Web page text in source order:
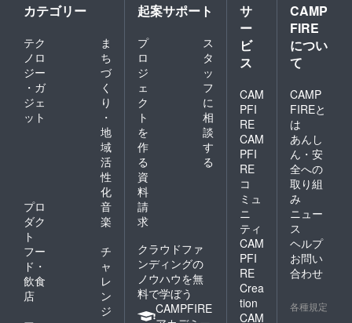
カテゴリー
テク
ノロ
ジー
・ガ
ジェ
ット
ま
ち
づ
く
り
・
地
域
活
性
化
プロ
ダク
ト
音
楽
フー
ド・
飲食
店
チ
ャ
レ
ン
ジ
起案サポート
プ
ロ
ジ
ェ
ク
ト
を
作
る
ス
タ
ッ
フ
に
相
談
す
る
資
料
請
求
クラウドファ
ンディングの
ノウハウを無
料で学ぼう
CAMPFIRE
サ
ー
ビ
ス
CAM
PFI
RE
CAM
PFI
RE
コ
ミュ
ニ
ティ
CAM
PFI
RE
Crea
tion
CAM
CAMP
FIRE
につい
て
CAMP
FIREと
は
あんし
ん・安
全への
取り組
み
ニュー
ス
ヘルプ
お問い
合わせ
各種規定